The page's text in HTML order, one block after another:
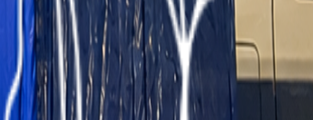
ампул и флаконов